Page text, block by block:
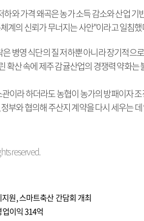
하와 가격 왜곡은 농가 소득 감소와 산업
계의 신뢰가 무너지는 사안"이라고 일침
병영 식단의 질 저하뿐 아니라 장기적으
확산 속에 제주 감귤산업의 경쟁력 약화
이라 하더라도 농협이 농가의 방패이자
부와 협의해 주산지 계약을 다시 세우는
reserved.
원, 스마트축산 간담회 개최
이익 314억